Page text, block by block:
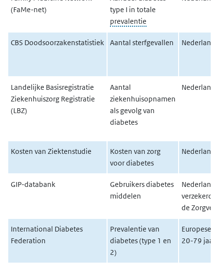
(FaMe-net)
type I in totale
prevalentie
CBS Doodsoorzakenstatistiek Aantal sterfgevallen
Landelijke Basisregistratie
Ziekenhuiszorg Registratie
(LBZ)
Aantal
ziekenhuisopnamen
als gevolg van
diabetes
Kosten van Ziektenstudie
Kosten van zorg
voor diabetes
GIP-databank
Gebruikers diabetes
middelen
de
International Diabetes
Federation
Prevalentie van
diabetes (type 1 en
2)
Europese
20-79 jaar